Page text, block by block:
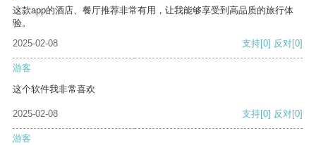
这款app的酒店、餐厅推荐非常有用，让我能够享受到高品质的旅行体
验。
2025-02-08
支持[0] 反对[0]
游客
这个软件我非常喜欢
2025-02-08 支持[0] 反对[0]
游客